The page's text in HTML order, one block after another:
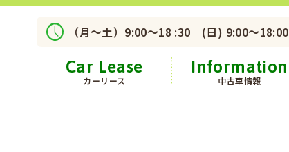
（月～土）9:00～18 :30 (日) 9:00～18:00
Car Lease
カーリース
Information
中古車情報